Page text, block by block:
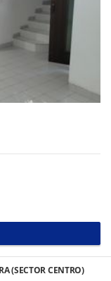
(SECTOR CENTRO)